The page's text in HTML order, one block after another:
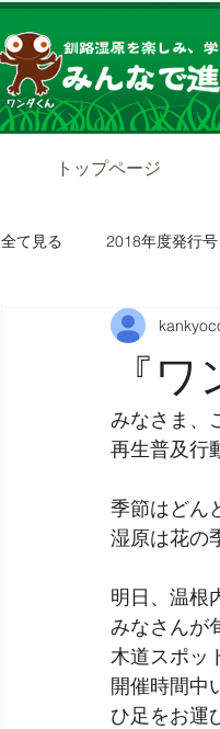
トップページ
全て見る 2018年度発行号
『
みなさま、
再生普及行
季節はどん
湿原は花の
明日、温根
みなさんが
木道スポッ
開催時間中
ひ足をお運